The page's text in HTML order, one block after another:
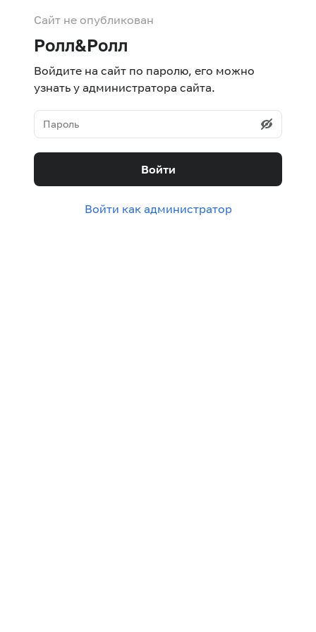
Сайт не опубликован
Ролл&Ролл
Войдите на сайт по паролю, его можно
узнать у администратора сайта.
Войти
Войти как администратор